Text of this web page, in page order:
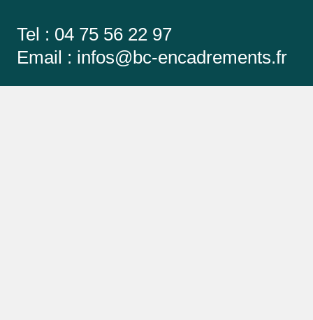
Tel : 04 75 56 22 97
Email : infos@bc-encadrements.fr